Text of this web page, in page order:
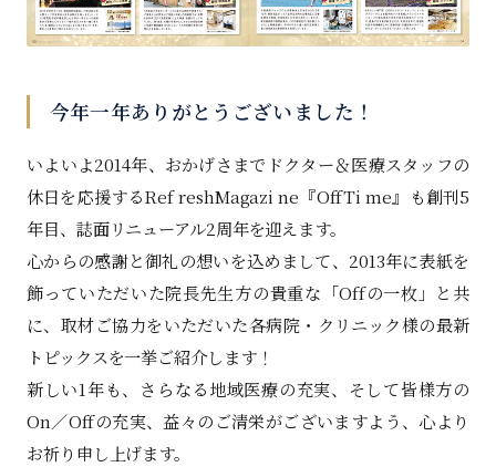
今年一年ありがとうございました！
いよいよ2014年、おかげさまでドクター＆医療スタッフの
休日を応援するRef reshMagazi ne『OffTi me』も創刊5
年目、誌面リニューアル2周年を迎えます。
心からの感謝と御礼の想いを込めまして、2013年に表紙を
飾っていただいた院長先生方の貴重な「Offの一枚」と共
に、取材ご協力をいただいた各病院・クリニック様の最新
トピックスを一挙ご紹介します！
新しい1年も、さらなる地域医療の充実、そして皆様方の
On／Offの充実、益々のご清栄がございますよう、心より
お祈り申し上げます。